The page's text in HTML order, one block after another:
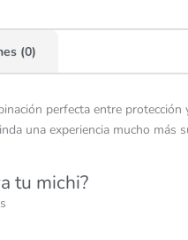
(0)
perfecta entre
una experiencia mucho
tu michi?